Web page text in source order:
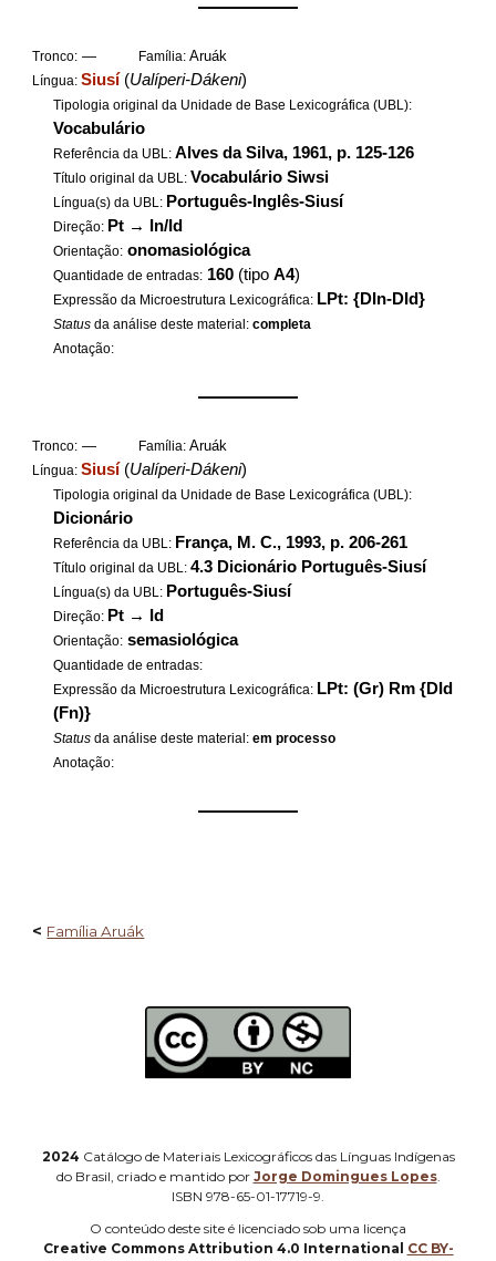
——————
Tronco: — Família: Aruák
Língua:Siusí (Ualíperi-Dákeni)
Tipologia original da Unidade de Base Lexicográfica (UBL):
Vocabulário
Referência da UBL:Alves da Silva, 1961, p. 125-126
Título original da UBL: Vocabulário Siwsi
Língua(s) da UBL: Português-Inglês-Siusí
Direção: Pt → In/Id
Orientação: onomasiológica
Quantidade de entradas: 160 (tipoA4)
Expressão da Microestrutura Lexicográfica: LPt: {DIn-DId}
Status da análise deste material:completa
Anotação:
——————
Tronco: — Família: Aruák
Língua:Siusí (Ualíperi-Dákeni)
Tipologia original da Unidade de Base Lexicográfica (UBL):
Dicionário
Referência da UBL: França, M. C., 1993, p. 206-261
Título original da UBL:4.3 Dicionário Português-Siusí
Língua(s) da UBL: Português-Siusí
Direção: Pt → Id
Orientação: semasiológica
Quantidade de entradas:
Expressão da Microestrutura Lexicográfica: LPt: (Gr) Rm {DId
(Fn)}
Status da análise deste material:em processo
Anotação:
——————
< Família Aruák
2024 Catálogo de Materiais Lexicográficos das Línguas Indígenas
do Brasil, criado e mantido por Jorge Domingues Lopes.
ISBN 978-65-01-17719-9.
O conteúdo deste site é licenciado sob uma licença
Creative Commons Attribution 4.0 International CC BY-